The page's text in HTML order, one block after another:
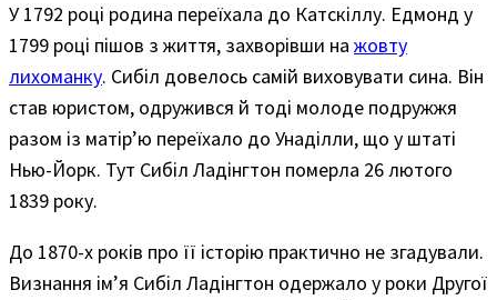
У 1792 році родина переїхала до Катскіллу. Едмонд у
1799 році пішов з життя, захворівши на жовту
лихоманку. Сибіл довелось самій виховувати сина. Він
став юристом, одружився й тоді молоде подружжя
разом із матір’ю переїхало до Унаділли, що у штаті
Нью-Йорк. Тут Сибіл Ладінгтон померла 26 лютого
1839 року.
До 1870-х років про її історію практично не згадували.
Визнання ім’я Сибіл Ладінгтон одержало у роки Другої